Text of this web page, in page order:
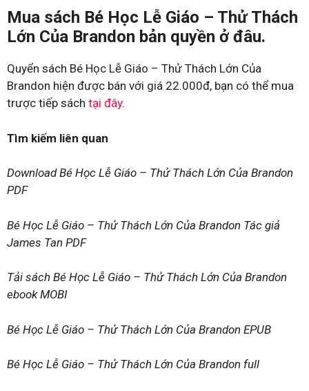
Mua sách Bé Học Lễ Giáo – Thử Thách
Lớn Của Brandon bản quyền ở đâu.
Quyển sách Bé Học Lễ Giáo – Thử Thách Lớn Của
Brandon hiện được bán với giá 22.000đ, bạn có thể mua
trược tiếp sách tại đây.
Tìm kiếm liên quan
Download Bé Học Lễ Giáo – Thử Thách Lớn Của Brandon
PDF
Bé Học Lễ Giáo – Thử Thách Lớn Của Brandon Tác giả
James Tan PDF
Tải sách Bé Học Lễ Giáo – Thử Thách Lớn Của Brandon
ebook MOBI
Bé Học Lễ Giáo – Thử Thách Lớn Của Brandon EPUB
Bé Học Lễ Giáo – Thử Thách Lớn Của Brandon full